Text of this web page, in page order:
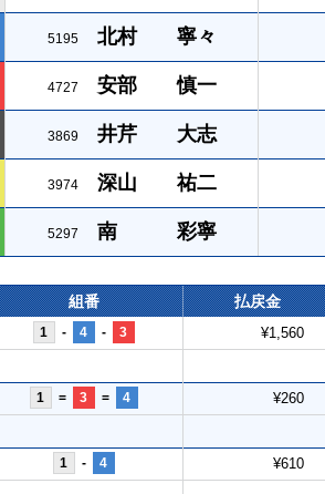
5195 北村 寧々
4727 安部 慎一
3869 井芹 大志
3974 深山 祐二
5297 南 彩寧
組番 払戻金
1 - 4 - 3 ¥1,560
1 = 3 = 4 ¥260
1 - 4 ¥610